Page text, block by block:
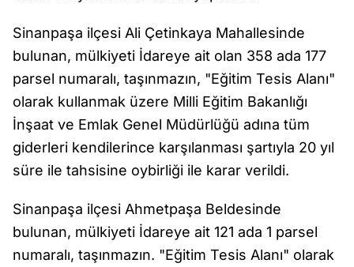
Sinanpaşa ilçesi Ali Çetinkaya Mahallesinde
bulunan, mülkiyeti İdareye ait olan 358 ada 177
parsel numaralı, taşınmazın, "Eğitim Tesis Alanı"
olarak kullanmak üzere Milli Eğitim Bakanlığı
İnşaat ve Emlak Genel Müdürlüğü adına tüm
giderleri kendilerince karşılanması şartıyla 20 yıl
süre ile tahsisine oybirliği ile karar verildi.
Sinanpaşa ilçesi Ahmetpaşa Beldesinde
bulunan, mülkiyeti İdareye ait 121 ada 1 parsel
numaralı, taşınmazın. "Eğitim Tesis Alanı" olarak